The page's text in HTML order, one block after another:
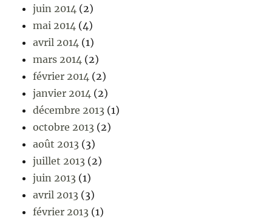
juin 2014 (2)
mai 2014 (4)
avril 2014 (1)
mars 2014 (2)
février 2014 (2)
janvier 2014 (2)
décembre 2013 (1)
octobre 2013 (2)
août 2013 (3)
juillet 2013 (2)
juin 2013 (1)
avril 2013 (3)
février 2013 (1)